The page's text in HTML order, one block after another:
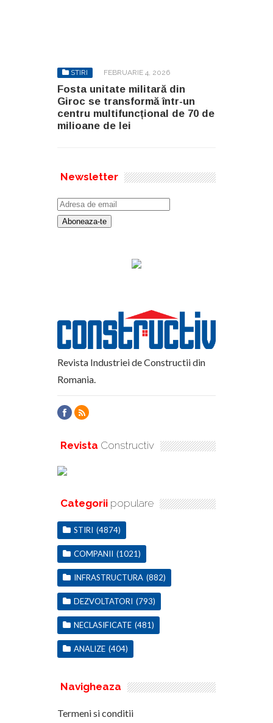
STIRI FEBRUARIE 4, 2026
Fosta unitate militară din
Giroc se transformă într-un
centru multifuncțional de 70 de
milioane de lei
Newsletter
Revista Industriei de Constructii din
Romania.
Revista Constructiv
Categorii populare
STIRI (4874)
COMPANII (1021)
INFRASTRUCTURA (882)
DEZVOLTATORI (793)
NECLASIFICATE (481)
ANALIZE (404)
Navigheaza
Termeni si conditii